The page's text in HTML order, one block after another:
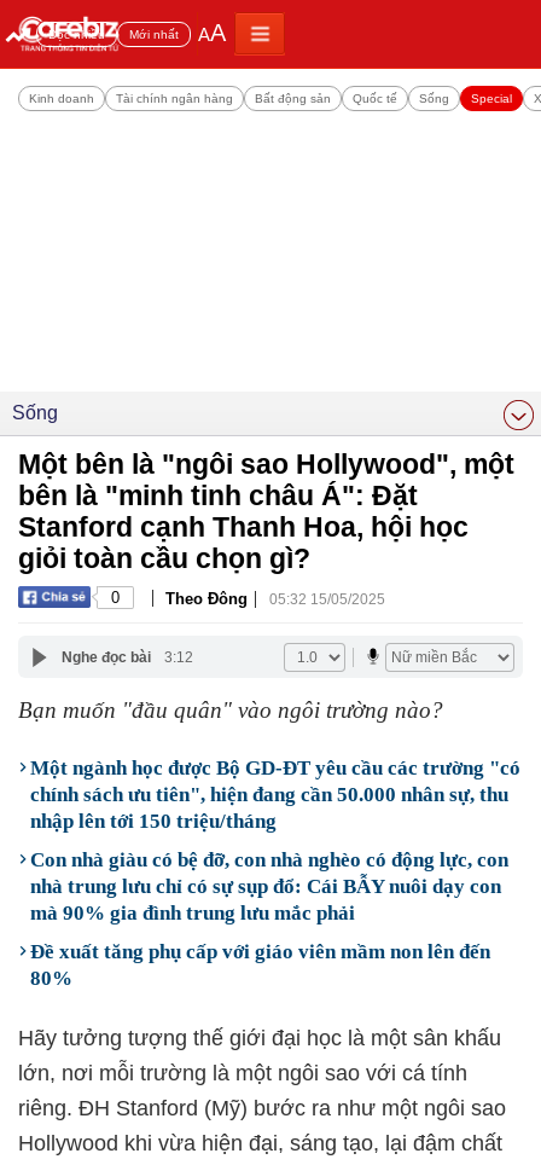
Đọc nhiều Mới nhất AA
Kinh doanh Tài chính ngân hàng Bất động sản Quốc tế Sống Special
Sống
Một bên là "ngôi sao Hollywood", một
bên là "minh tinh châu Á": Đặt
Stanford cạnh Thanh Hoa, hội học
giỏi toàn cầu chọn gì?
0 | Theo Đông | 05:32 15/05/2025
Nghe đọc bài 3:12
Bạn muốn "đầu quân" vào ngôi trường nào?
Một ngành học được Bộ GD-ĐT yêu cầu các trường "có
chính sách ưu tiên", hiện đang cần 50.000 nhân sự, thu
nhập lên tới 150 triệu/tháng
Con nhà giàu có bệ đỡ, con nhà nghèo có động lực, con
nhà trung lưu chỉ có sự sụp đổ: Cái BẪY nuôi dạy con
mà 90% gia đình trung lưu mắc phải
Đề xuất tăng phụ cấp với giáo viên mầm non lên đến
80%
Hãy tưởng tượng thế giới đại học là một sân khấu
lớn, nơi mỗi trường là một ngôi sao với cá tính
riêng. ĐH Stanford (Mỹ) bước ra như một ngôi sao
Hollywood khi vừa hiện đại, sáng tạo, lại đậm chất